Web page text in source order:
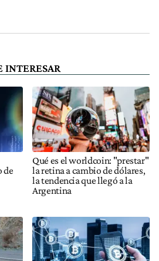
INTERESAR
de
Qué es el worldcoin: "prestar"
la retina a cambio de dólares,
la tendencia que llegó a la
Argentina